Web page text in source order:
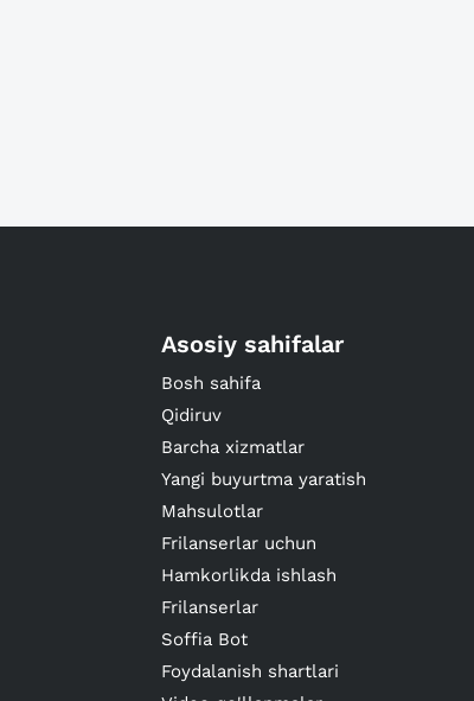
Asosiy sahifalar
Bosh sahifa
Qidiruv
Barcha xizmatlar
Yangi buyurtma yaratish
Mahsulotlar
Frilanserlar uchun
Hamkorlikda ishlash
Frilanserlar
Soffia Bot
Foydalanish shartlari